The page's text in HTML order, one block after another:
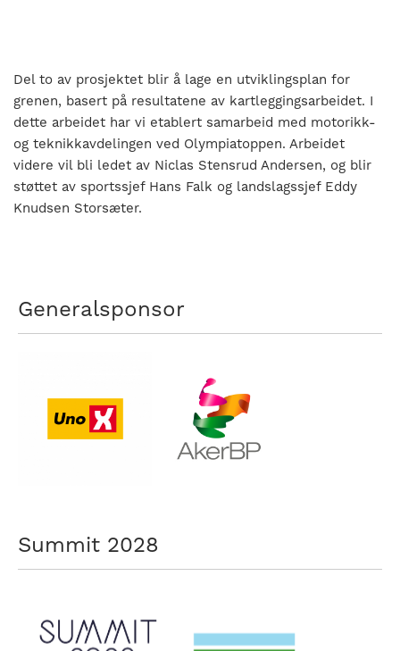
Del to av prosjektet blir å lage en utviklingsplan for
grenen, basert på resultatene av kartleggingsarbeidet. I
dette arbeidet har vi etablert samarbeid med motorikk-
og teknikkavdelingen ved Olympiatoppen. Arbeidet
videre vil bli ledet av Niclas Stensrud Andersen, og blir
støttet av sportssjef Hans Falk og landslagssjef Eddy
Knudsen Storsæter.
Generalsponsor
Summit 2028